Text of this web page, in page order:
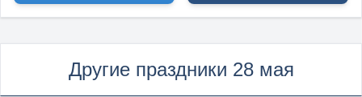
Другие праздники 28 мая